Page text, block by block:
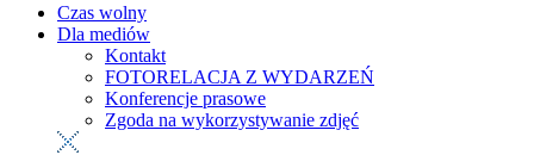
Czas wolny
Dla mediów
Kontakt
FOTORELACJA Z WYDARZEŃ
Konferencje prasowe
Zgoda na wykorzystywanie zdjęć